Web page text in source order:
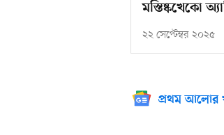
মস্তিষ্কখেকো
২২ সেপ্টেম্বর ২০২৫
প্রথম আলোর